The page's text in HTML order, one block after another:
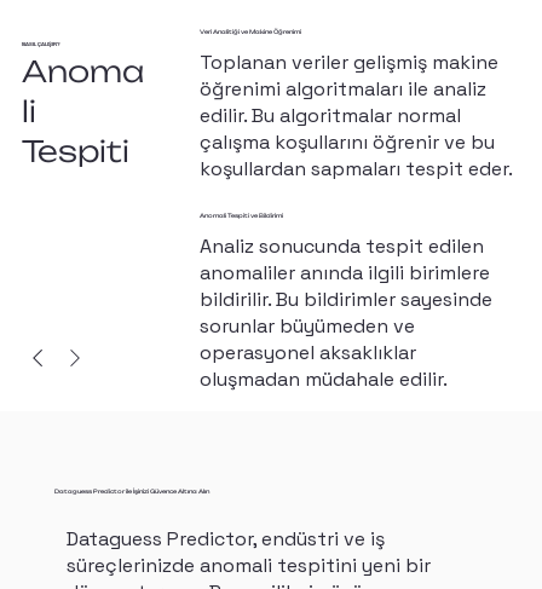
Veri Analitiği ve Makine Öğrenimi
Toplanan veriler gelişmiş makine
öğrenimi algoritmaları ile analiz
edilir. Bu algoritmalar normal
çalışma koşullarını öğrenir ve bu
koşullardan sapmaları tespit eder.
Anomali Tespiti ve Bildirimi
Analiz sonucunda tespit edilen
anomaliler anında ilgili birimlere
bildirilir. Bu bildirimler sayesinde
sorunlar büyümeden ve
operasyonel aksaklıklar
oluşmadan müdahale edilir.
NASIL ÇALIŞIR?
Anoma
li
Tespiti
Dataguess Predictor ile İşinizi Güvence Altına Alın
Dataguess Predictor, endüstri ve iş
süreçlerinizde anomali tespitini yeni bir